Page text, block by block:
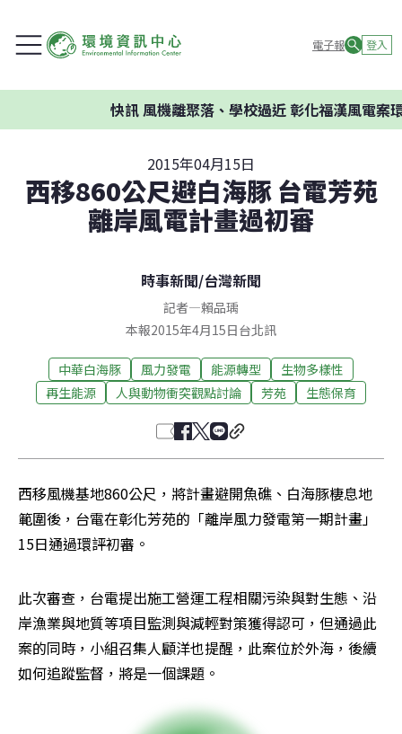
電子報 登入
快訊風機離聚落、學校過近 彰化福漢風電案環委
2015年04月15日
西移860公尺避白海豚 台電芳苑
離岸風電計畫過初審
時事新聞/台灣新聞
記者—賴品瑀
本報2015年4月15日台北訊
中華白海豚 風力發電 能源轉型
生物多樣性
再生能源
人與動物衝突觀點討論 芳苑 生態保育
西移風機基地860公尺，將計畫避開魚礁、白海豚棲息地
範圍後，台電在彰化芳苑的「離岸風力發電第一期計畫」
15日通過環評初審。
此次審查，台電提出施工營運工程相關污染與對生態、沿
岸漁業與地質等項目監測與減輕對策獲得認可，但通過此
案的同時，小組召集人顧洋也提醒，此案位於外海，後續
如何追蹤監督，將是一個課題。